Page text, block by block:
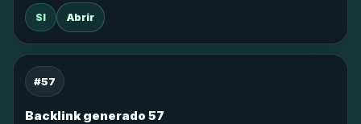
SI Abrir
#57
Backlink generado 57